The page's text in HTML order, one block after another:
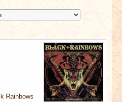
Rainbows